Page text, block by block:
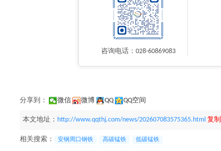
咨询电话：028-60869083
分享到： 微信 微博 QQ QQ空间
本文地址： http://www.qqthj.com/news/202607083575365.html 复
相关搜索： 安钢周口钢铁 高碳锰铁 低碳锰铁